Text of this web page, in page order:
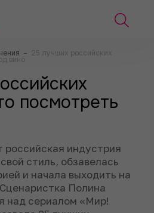
– 25 лучших российских
вино
посмотреть
российская индустрия
стиль, обзавелась
и начала выходить на
Полина
над сериалом «Мир!